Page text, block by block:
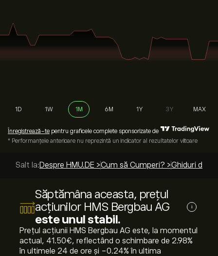
1D 1W 1M 6M 1Y 3Y MAX
Înregistrează-te pentru graficele complete sponsorizate de
* Performanțele anterioare nu reprezintă un indicator al rezultatelor viitoare
Salt la:Despre HMU.DE >Cum să Cumperi? >Ghiduri de
Săptămâna aceasta, prețul
acțiunilor HMS Bergbau AG
este unul stabil.
i
Prețul acțiunii HMS Bergbau AG este, la momentul
actual, 41.50‎€‎, reflectând o schimbare de ‎2.98‎%
în ultimele 24 de ore și ‎-0.24‎% în ultima